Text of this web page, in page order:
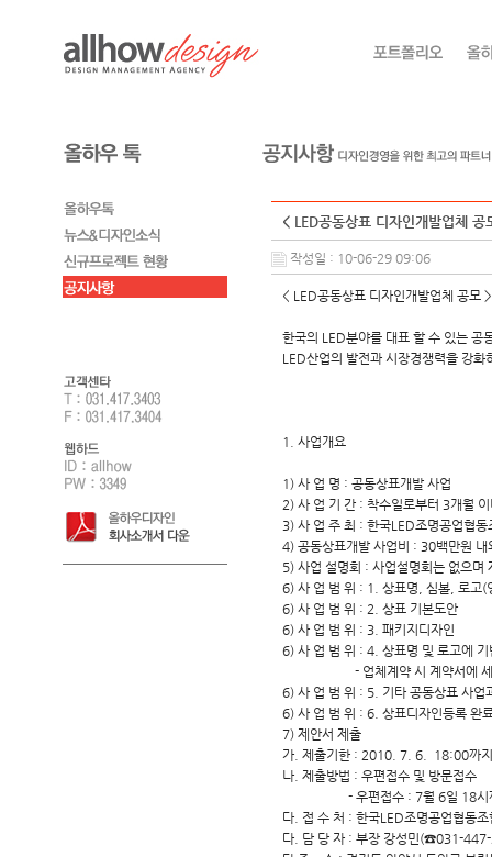
< LED공동상표 디자인개발업체
작성일 : 10-06-29 09:06
< LED공동상표 디자인개발업체 공모 >
한국의 LED분야를 대표 할 수 있는 공
LED산업의 발전과 시장경쟁력을 강
1. 사업개요
1) 사 업 명 : 공동상표개발 사업
2) 사 업 기 간 : 착수일로부터 3개월 이
3) 사 업 주 최 : 한국LED조명공업협동
4) 공동상표개발 사업비 : 30백만원 내
5) 사업 설명회 : 사업설명회는 없으며
6) 사 업 범 위 : 1. 상표명, 심볼, 로고(
6) 사 업 범 위 : 2. 상표 기본도안
6) 사 업 범 위 : 3. 패키지디자인
6) 사 업 범 위 : 4. 상표명 및 로고에
- 업체계약 시 계약서에 세부
6) 사 업 범 위 : 5. 기타 공동상표 사업
6) 사 업 범 위 : 6. 상표디자인등록 완
7) 제안서 제출
가. 제출기한 : 2010. 7. 6. 18:00까지
나. 제출방법 : 우편접수 및 방문접수
- 우편접수 : 7월 6일 18시까지
다. 접 수 처 : 한국LED조명공업협동조
다. 담 당 자 : 부장 강성민(☎031-